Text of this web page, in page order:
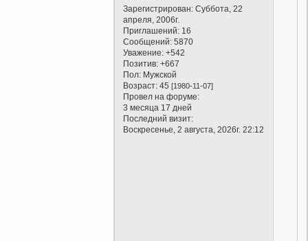
Зарегистрирован: Суббота, 22
апреля, 2006г.
Приглашений: 16
Сообщений: 5870
Уважение: +542
Позитив: +667
Пол: Мужской
Возраст: 45[1980-11-07]
Провел на форуме:
3 месяца 17 дней
Последний визит:
Воскресенье, 2 августа, 2026г. 22:12